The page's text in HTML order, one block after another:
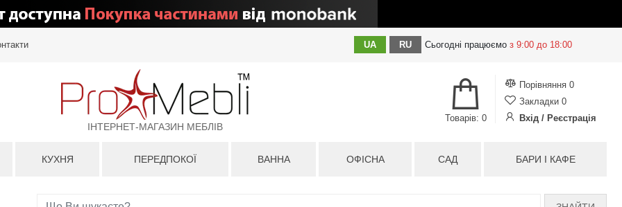
UA RU Сьогодні працюємо з 9:00 до 18:00
ІНТЕРНЕТ-МАГАЗИН МЕБЛІВ
Порівняння 0
Закладки 0
Вхід / Реєстрація
Товарів: 0
КУХНЯ ПЕРЕДПОКОЇ ВАННА ОФІСНА САД БАРИ І КАФЕ